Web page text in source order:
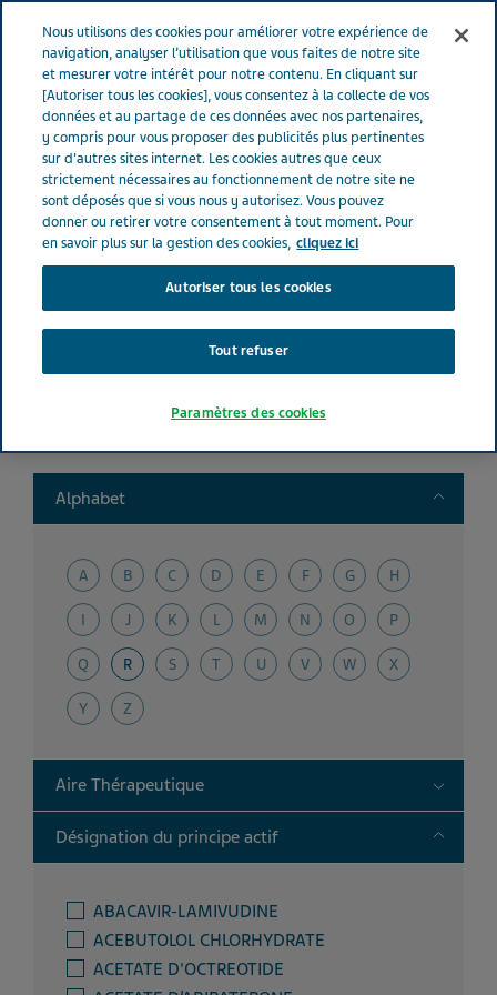
Menu
France Nos Produits Product catalog
Liste de nos médicaments
Search
Filtres clairs
Alphabet Toggle
A B C D E F G H
I J K L M N O P
Q R S T U V W X
Y Z
Aire Thérapeutique Toggle
Désignation du principe actif Toggle
ABACAVIR-LAMIVUDINE
ACEBUTOLOL CHLORHYDRATE
ACETATE D'OCTREOTIDE
Nous utilisons des cookies pour améliorer votre expérience de
navigation, analyser l’utilisation que vous faites de notre site
et mesurer votre intérêt pour notre contenu. En cliquant sur
[Autoriser tous les cookies], vous consentez à la collecte de vos
données et au partage de ces données avec nos partenaires,
y compris pour vous proposer des publicités plus pertinentes
sur d'autres sites internet. Les cookies autres que ceux
strictement nécessaires au fonctionnement de notre site ne
sont déposés que si vous nous y autorisez. Vous pouvez
donner ou retirer votre consentement à tout moment. Pour
en savoir plus sur la gestion des cookies, cliquez ici
Autoriser tous les cookies
Tout refuser
Paramètres des cookies